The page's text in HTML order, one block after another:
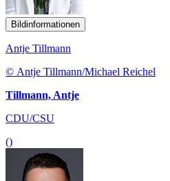
Bildinformationen
Antje Tillmann
© Antje Tillmann/Michael Reichel
Tillmann, Antje
CDU/CSU
()